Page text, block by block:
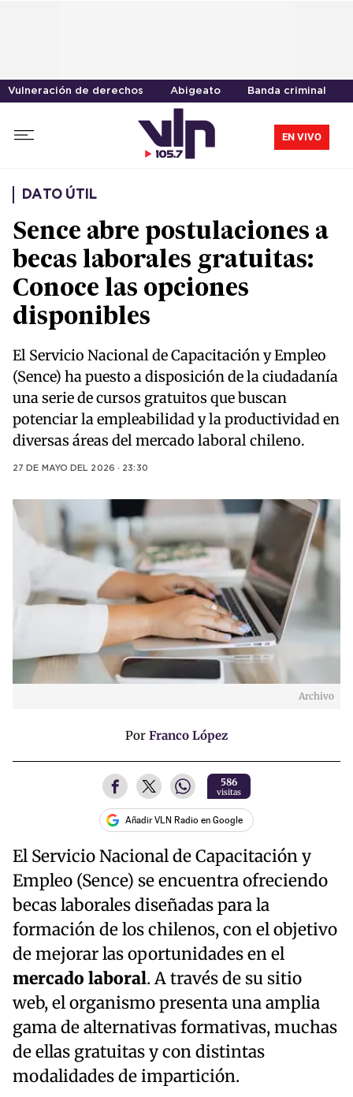
Vulneración de derechos Abigeato Banda criminal
EN VIVO
DATO ÚTIL
Sence abre postulaciones a
becas laborales gratuitas:
Conoce las opciones
disponibles
El Servicio Nacional de Capacitación y Empleo
(Sence) ha puesto a disposición de la ciudadanía
una serie de cursos gratuitos que buscan
potenciar la empleabilidad y la productividad en
diversas áreas del mercado laboral chileno.
27 DE MAYO DEL 2026 · 23:30
Archivo
Por Franco López
586
visitas
Añadir VLN Radio en Google
El Servicio Nacional de Capacitación y
Empleo (Sence) se encuentra ofreciendo
becas laborales diseñadas para la
formación de los chilenos, con el objetivo
de mejorar las oportunidades en el
mercado laboral. A través de su sitio
web, el organismo presenta una amplia
gama de alternativas formativas, muchas
de ellas gratuitas y con distintas
modalidades de impartición.